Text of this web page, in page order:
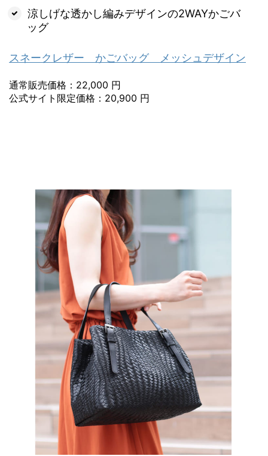
涼しげな透かし編みデザインの2WAYかごバ
ッグ
スネークレザー かごバッグ メッシュデザイン
通常販売価格：22,000 円
公式サイト限定価格：20,900 円